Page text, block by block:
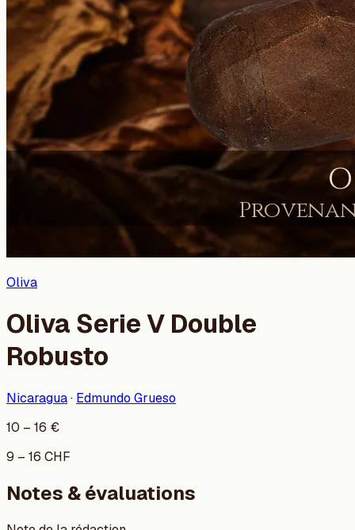
Oliva
Oliva Serie V Double
Robusto
Nicaragua· Edmundo Grueso
10 – 16 €
9 – 16 CHF
Notes & évaluations